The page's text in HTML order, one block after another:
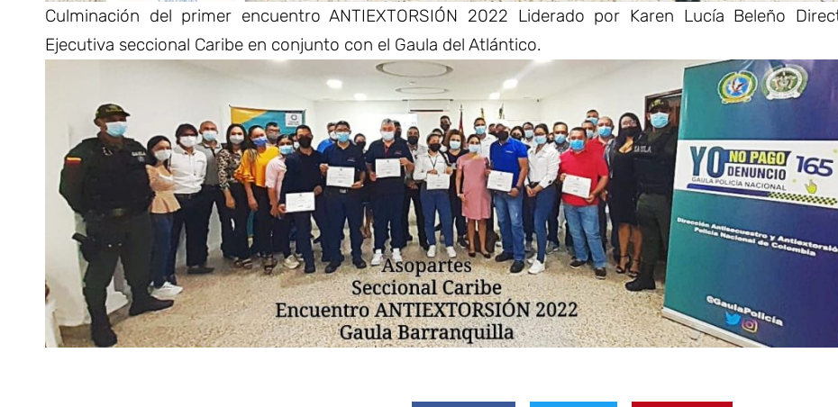
Culminación del primer encuentro ANTIEXTORSIÓN 2022 Liderado por Karen Lucía Beleño
Ejecutiva seccional Caribe en conjunto con el Gaula del Atlántico.